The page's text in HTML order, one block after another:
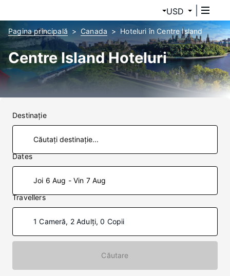
USD
Pagina principală Canada Hoteluri în Centre Island
Centre Island Hoteluri
Destinaţie
Dates
Joi 6 Aug - Vin 7 Aug
Travellers
1 Cameră, 2 Adulți, 0 Copii
Căutare